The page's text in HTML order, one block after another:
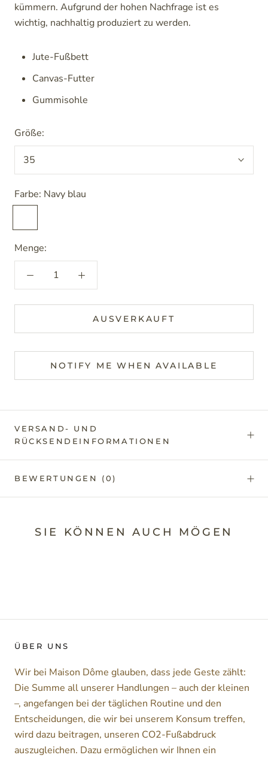
kümmern. Aufgrund der hohen Nachfrage ist es
wichtig, nachhaltig produziert zu werden.
Jute-Fußbett
Canvas-Futter
Gummisohle
Größe:
35
Farbe: Navy blau
blau
Menge:
AUSVERKAUFT
NOTIFY ME WHEN AVAILABLE
VERSAND- UND
RÜCKSENDEINFORMATIONEN
BEWERTUNGEN (0)
SIE KÖNNEN AUCH MÖGEN
ÜBER UNS
Wir bei Maison Dôme glauben, dass jede Geste zählt:
Die Summe all unserer Handlungen – auch der kleinen
–, angefangen bei der täglichen Routine und den
Entscheidungen, die wir bei unserem Konsum treffen,
wird dazu beitragen, unseren CO2-Fußabdruck
auszugleichen. Dazu ermöglichen wir Ihnen ein